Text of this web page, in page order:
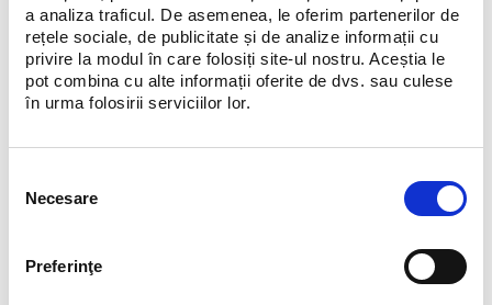
a analiza traficul. De asemenea, le oferim partenerilor de
rețele sociale, de publicitate și de analize informații cu
privire la modul în care folosiți site-ul nostru. Aceștia le
pot combina cu alte informații oferite de dvs. sau culese
în urma folosirii serviciilor lor.
consimțământului
Necesare
Preferinţe
Între 13–17 mai, ai 20% reducere la piesele vestimentare made to
measure și bespoke, gândite să îmbine precizia croielii cu cele mai
fine țesături naturale și o estetică effortless.
Te așteptăm pentru o experiență de tailoring personalizată.